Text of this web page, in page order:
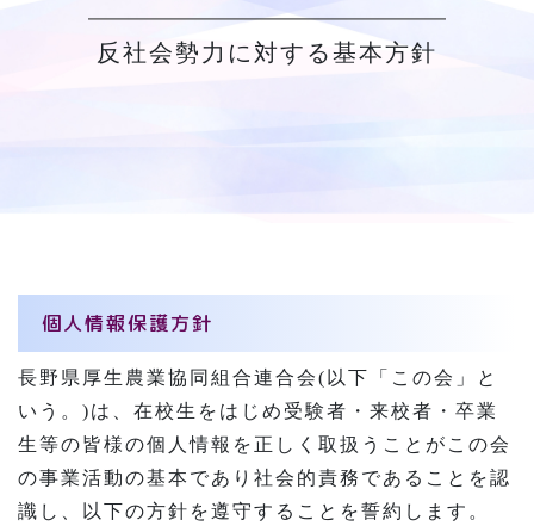
反社会勢力に対する基本方針
個人情報保護方針
長野県厚生農業協同組合連合会(以下「この会」と
いう。)は、在校生をはじめ受験者・来校者・卒業
生等の皆様の個人情報を正しく取扱うことがこの会
の事業活動の基本であり社会的責務であることを認
識し、以下の方針を遵守することを誓約します。